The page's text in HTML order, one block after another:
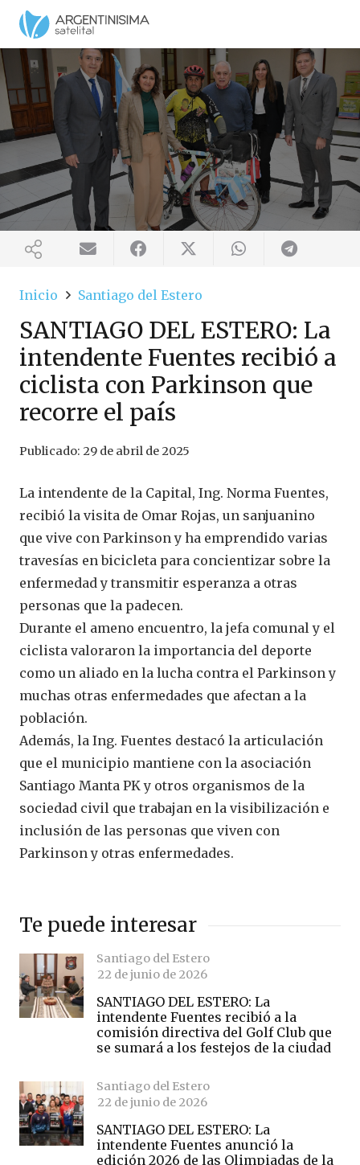
Inicio Santiago del Estero
SANTIAGO DEL ESTERO: La
intendente Fuentes recibió a
ciclista con Parkinson que
recorre el país
Publicado: 29 de abril de 2025
La intendente de la Capital, Ing. Norma Fuentes,
recibió la visita de Omar Rojas, un sanjuanino
que vive con Parkinson y ha emprendido varias
travesías en bicicleta para concientizar sobre la
enfermedad y transmitir esperanza a otras
personas que la padecen.
Durante el ameno encuentro, la jefa comunal y el
ciclista valoraron la importancia del deporte
como un aliado en la lucha contra el Parkinson y
muchas otras enfermedades que afectan a la
población.
Además, la Ing. Fuentes destacó la articulación
que el municipio mantiene con la asociación
Santiago Manta PK y otros organismos de la
sociedad civil que trabajan en la visibilización e
inclusión de las personas que viven con
Parkinson y otras enfermedades.
Te puede interesar
Santiago del Estero
22 de junio de 2026
SANTIAGO DEL ESTERO: La
intendente Fuentes recibió a la
comisión directiva del Golf Club que
se sumará a los festejos de la ciudad
Santiago del Estero
22 de junio de 2026
SANTIAGO DEL ESTERO: La
intendente Fuentes anunció la
edición 2026 de las Olimpiadas de la